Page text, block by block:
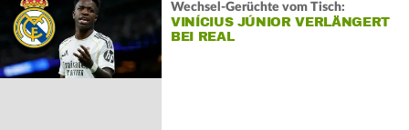
Wechsel-Gerüchte vom Tisch:
VINÍCIUS JÚNIOR VERLÄNGERT
BEI REAL